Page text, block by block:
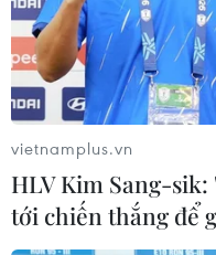
Việt Nam đăng
vietnamplus.vn
HLV Kim Sang-
tới chiến thắng để